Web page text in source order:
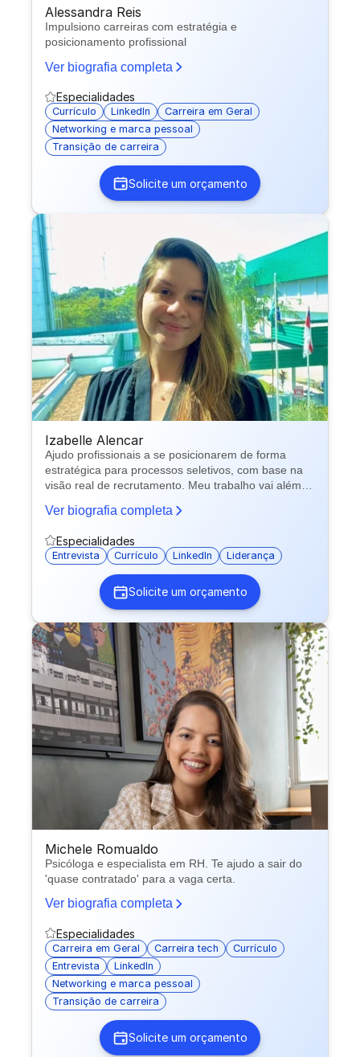
Alessandra Reis
Impulsiono carreiras com estratégia e
posicionamento profissional
Ver biografia completa
Especialidades
Currículo LinkedIn
Carreira em Geral
Networking e marca pessoal
Transição de carreira
Solicite um orçamento
Izabelle Alencar
Ajudo profissionais a se posicionarem de forma
estratégica para processos seletivos, com base na
visão real de recrutamento. Meu trabalho vai além
perfil do candidato para o que o mercado de fato
de narrativa profissional e preparação prática para
entrevistas.
Ver biografia completa
Especialidades
Entrevista Currículo LinkedIn Liderança
Solicite um orçamento
Michele Romualdo
Psicóloga e especialista em RH. Te ajudo a sair do
'quase contratado' para a vaga certa.
Ver biografia completa
Especialidades
Carreira em Geral Carreira tech
Currículo
Entrevista
LinkedIn
Networking e marca pessoal
Transição de carreira
Solicite um orçamento